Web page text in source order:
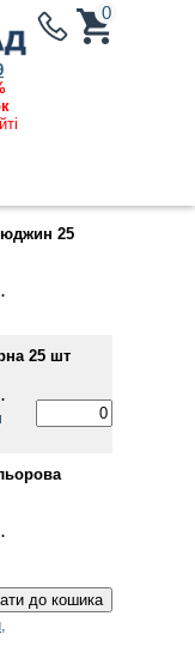
0
на
25
25 шт